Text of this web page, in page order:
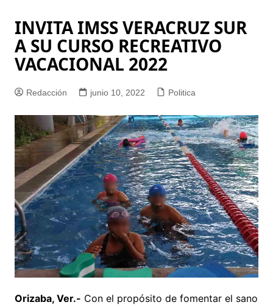
INVITA IMSS VERACRUZ SUR
A SU CURSO RECREATIVO
VACACIONAL 2022
Redacción junio 10, 2022 Politica
Orizaba, Ver.- Con el propósito de fomentar el sano